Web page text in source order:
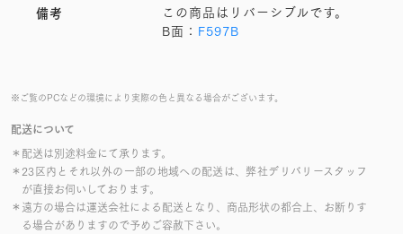
※ご覧のPCなどの環境により実際の色と異なる場合がございます。
配送について
＊配送は別途料金にて承ります。
＊23区内とそれ以外の一部の地域への配送は、弊社デリバリースタッフ
が直接お伺いしております。
＊遠方の場合は運送会社による配送となり、商品形状の都合上、お断りす
る場合がありますので予めご容赦下さい。
備考
この商品はリバーシブルです。
B面： F597B